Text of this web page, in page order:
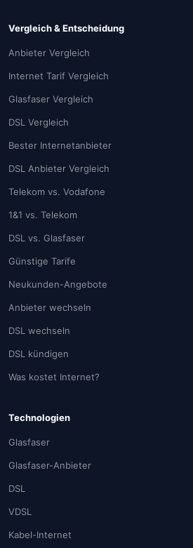
Vergleich & Entscheidung
Anbieter Vergleich
Internet Tarif Vergleich
Glasfaser Vergleich
DSL Vergleich
Bester Internetanbieter
DSL Anbieter Vergleich
Telekom vs. Vodafone
1&1 vs. Telekom
DSL vs. Glasfaser
Günstige Tarife
Neukunden-Angebote
Anbieter wechseln
DSL wechseln
DSL kündigen
Was kostet Internet?
Technologien
Glasfaser
Glasfaser-Anbieter
DSL
VDSL
Kabel-Internet